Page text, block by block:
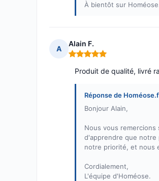
À bientôt sur
A
Alain F.
Note : 5 sur 5
Produit de qualité, livré
Réponse de
Bonjour Alain,
Nous vous
d'apprendre que notre
notre priorité, et nous
Cordialement,
L'équipe d'Homéose.